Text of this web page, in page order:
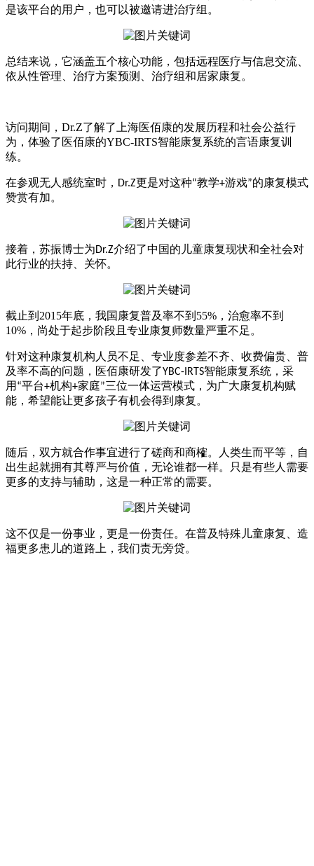
是该平台的用户，也可以被邀请进治疗组。
总结来说，它涵盖五个核心功能，包括远程医疗与信息交流、
依从性管理、治疗方案预测、治疗组和居家康复。
访问期间， Dr.Z了解了上海医佰康的发展历程和社会公益行
为，体验了医佰康的YBC-IRTS智能康复系统的言语康复训
练。
在参观无人感统室时， Dr.Z更是对这种“教学+游戏”的康复模式
赞赏有加。
接着，苏振博士为Dr.Z介绍了中国的儿童康复现状和全社会对
此行业的扶持、关怀。
截止到 2015年底，我国康复普及率不到55%，治愈率不到
10%，尚处于起步阶段且专业康复师数量严重不足。
针对这种康复机构人员不足、专业度参差不齐、收费偏贵、普
及率不高的问题，医佰康研发了YBC-IRTS智能康复系统，采
用 “平台+机构+家庭”三位一体运营模式，为广大康复机构赋
能，希望能让更多孩子有机会得到康复。
随后，双方就合作事宜进行了磋商和商榷。人类生而平等，自
出生起就拥有其尊严与价值，无论谁都一样。只是有些人需要
更多的支持与辅助，这是一种正常的需要。
这不仅是一份事业，更是一份责任。在普及特殊儿童康复、造
福更多患儿的道路上，我们责无旁贷。